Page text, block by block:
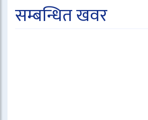
सम्बन्धित खवर